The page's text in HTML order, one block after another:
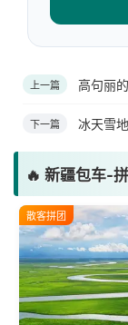
上一篇 高句丽
下一篇 冰天雪
🔥 新疆包车-
散客拼团